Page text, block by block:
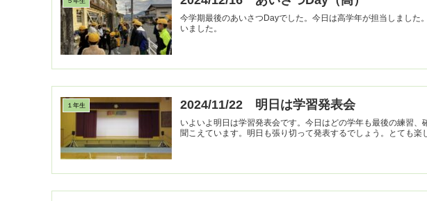
今学期最後のあいさつDayでした。今日は高学年が担当しました
いました。
１年生 2024/11/22 明日は学習発表会
いよいよ明日は学習発表会です。今日はどの学年も最後の練習
聞こえています。明日も張り切って発表するでしょう。とても楽